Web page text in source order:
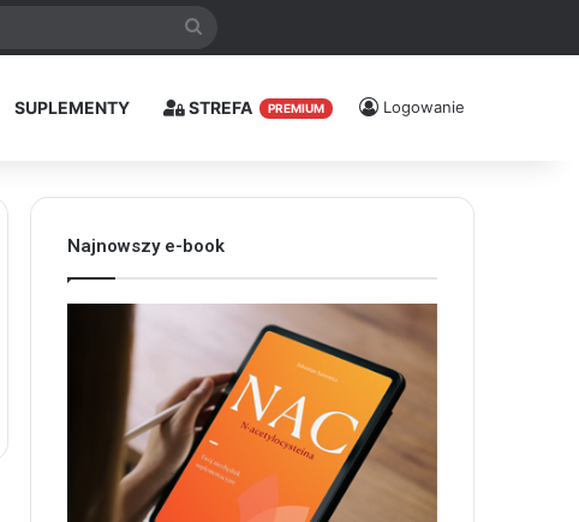
SUPLEMENTY STREFA PREMIUM Logowanie
Najnowszy e-book